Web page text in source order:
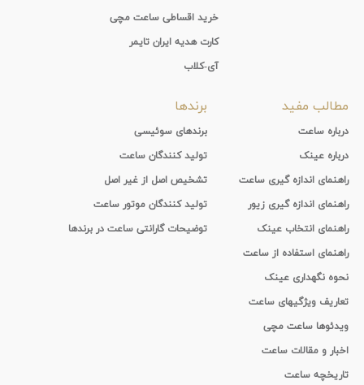
خرید اقساطی ساعت مچی
کارت هدیه ایران تایمر
آی-کلاب
مطالب مفید
درباره ساعت
درباره عینک
راهنمای اندازه گیری ساعت
راهنمای اندازه گیری زیور
راهنمای انتخاب عینک
راهنمای استفاده از ساعت
نحوه نگهداری عینک
تعاریف ویژگیهای ساعت
ویدئوها ساعت مچی
اخبار و مقالات ساعت
تاریخچه ساعت
برندها
برندهای سوئیسی
تولید کنندگان ساعت
تشخیص اصل از غیر اصل
تولید کنندگان موتور ساعت
توضیحات گارانتی ساعت در برندها